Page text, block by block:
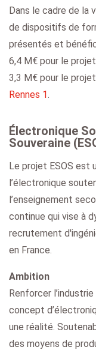
Dans le cadre de la
de dispositifs de
présentés et
6,4 M€ pour le
3,3 M€ pour le
Rennes 1.
Électronique
Souveraine
Le projet ESOS est
l’électronique
l’enseignement
continue qui vise à
recrutement
en France.
Ambition
Renforcer
concept
une réalité.
des moyens de